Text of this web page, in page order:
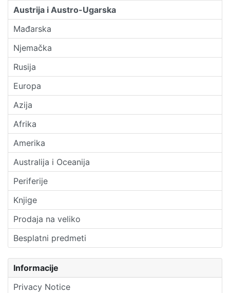
Austrija i Austro-Ugarska
Mađarska
Njemačka
Rusija
Europa
Azija
Afrika
Amerika
Australija i Oceanija
Periferije
Knjige
Prodaja na veliko
Besplatni predmeti
Informacije
Privacy Notice